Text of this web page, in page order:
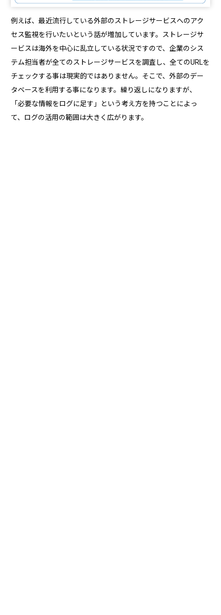
例えば、最近流行している外部のストレージサービスへのアク
セス監視を行いたいという話が増加しています。ストレージサ
ービスは海外を中心に乱立している状況ですので、企業のシス
テム担当者が全てのストレージサービスを調査し、全てのURLを
チェックする事は現実的ではありません。そこで、外部のデー
タベースを利用する事になります。繰り返しになりますが、
「必要な情報をログに足す」という考え方を持つことによっ
て、ログの活用の範囲は大きく広がります。